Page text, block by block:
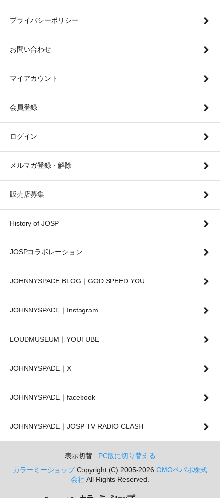
プライバシーポリシー
お問い合わせ
マイアカウント
会員登録
ログイン
メルマガ登録・解除
販売店募集
History of JOSP
JOSPコラボレーション
JOHNNYSPADE BLOG｜GOD SPEED YOU
JOHNNYSPADE｜Instagram
LOUDMUSEUM｜YOUTUBE
JOHNNYSPADE｜X
JOHNNYSPADE｜facebook
JOHNNYSPADE｜JOSP TV RADIO CLASH
表示切替 : PC版に切り替える
カラーミーショップCopyright (C) 2005-2026 GMOペパボ株式
会社 All Rights Reserved.